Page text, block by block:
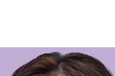
Erwartete